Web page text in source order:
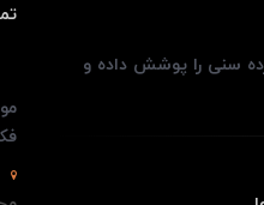
رده سنی را پوشش داده و
فکس: